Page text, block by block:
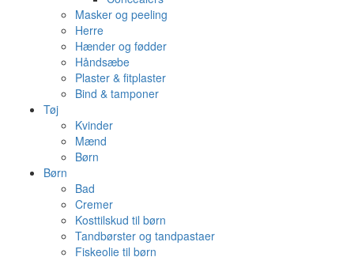
Masker og peeling
Herre
Hænder og fødder
Håndsæbe
Plaster & fitplaster
Bind & tamponer
Tøj
Kvinder
Mænd
Børn
Børn
Bad
Cremer
Kosttilskud til børn
Tandbørster og tandpastaer
Fiskeolie til børn